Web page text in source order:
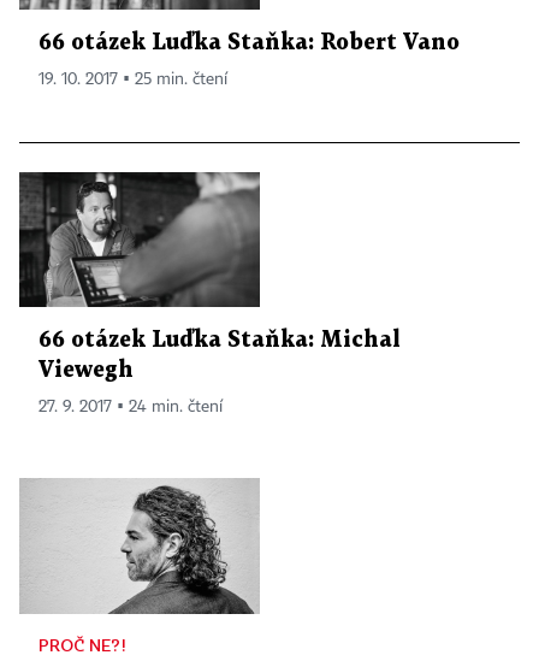
66 otázek Luďka Staňka: Robert Vano
19. 10. 2017 ▪ 25 min. čtení
66 otázek Luďka Staňka: Michal
Viewegh
27. 9. 2017 ▪ 24 min. čtení
PROČ NE?!